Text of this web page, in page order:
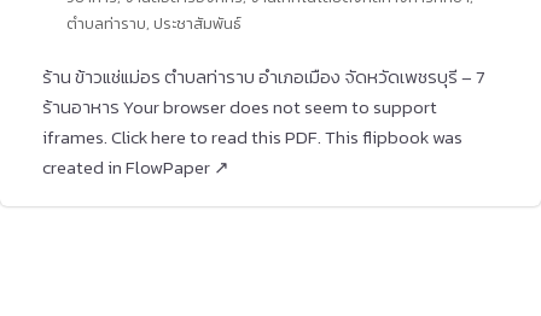
ตำบลท่าราบ, ประชาสัมพันธ์
ร้าน ข้าวแช่แม่อร ตำบลท่าราบ อำเภอเมือง จัดหวัดเพชรบุรี – 7
ร้านอาหาร Your browser does not seem to support
iframes. Click here to read this PDF. This flipbook was
created in FlowPaper ↗